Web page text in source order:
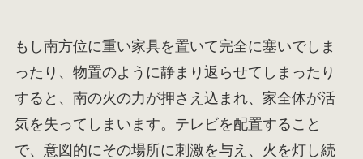
もし南方位に重い家具を置いて完全に塞いでしま
ったり、物置のように静まり返らせてしまったり
すると、南の火の力が押さえ込まれ、家全体が活
気を失ってしまいます。テレビを配置すること
で、意図的にその場所に刺激を与え、火を灯し続